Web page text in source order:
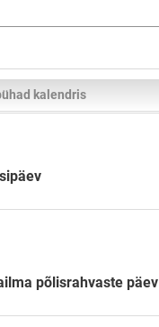
kalendris
põlisrahvaste päev